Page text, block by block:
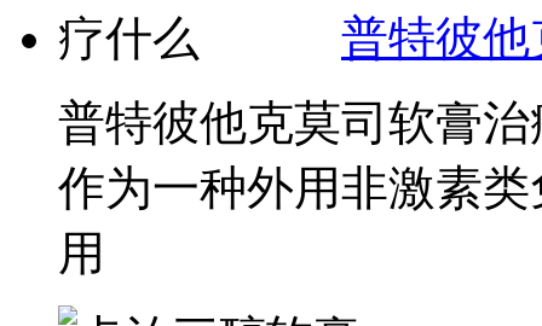
普特彼
普特彼他克莫司软膏
作为一种外用非激素
用